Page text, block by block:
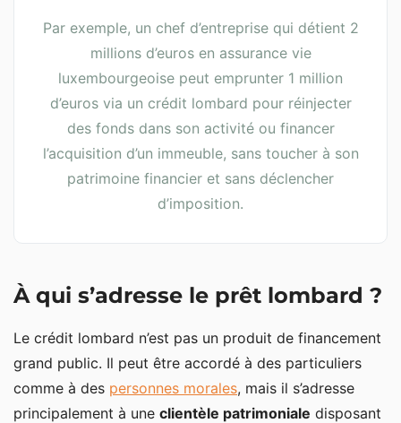
Par exemple, un chef d’entreprise qui détient 2
millions d’euros en assurance vie
luxembourgeoise peut emprunter 1 million
d’euros via un crédit lombard pour réinjecter
des fonds dans son activité ou financer
l’acquisition d’un immeuble, sans toucher à son
patrimoine financier et sans déclencher
d’imposition.
À qui s’adresse le prêt lombard ?
Le crédit lombard n’est pas un produit de financement
grand public. Il peut être accordé à des particuliers
comme à des personnes morales, mais il s’adresse
principalement à une clientèle patrimoniale disposant